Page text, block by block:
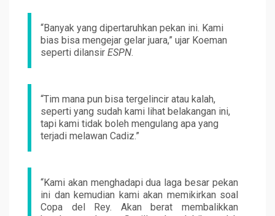
“Banyak yang dipertaruhkan pekan ini. Kami
bias bisa mengejar gelar juara,” ujar Koeman
seperti dilansir ESPN.
“Tim mana pun bisa tergelincir atau kalah,
seperti yang sudah kami lihat belakangan ini,
tapi kami tidak boleh mengulang apa yang
terjadi melawan Cadiz.”
“Kami akan menghadapi dua laga besar pekan
ini dan kemudian kami akan memikirkan soal
Copa del Rey. Akan berat membalikkan